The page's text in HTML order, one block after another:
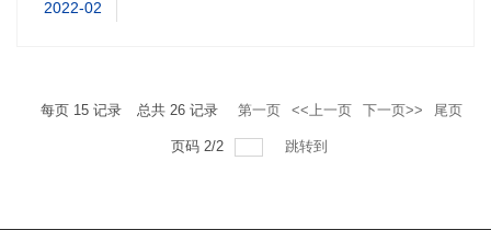
2022-02
每页 15记录 总共 26记录 第一页 <<上一页 下一页>> 尾页
页码 2/2 跳转到